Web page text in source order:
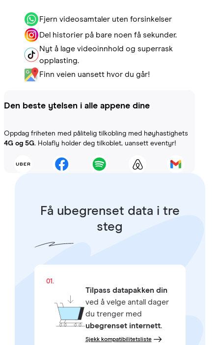
Fjern videosamtaler uten forsinkelser
Del historier på bare noen få sekunder.
Nyt å lage videoinnhold og superrask
opplasting.
Finn veien uansett hvor du går!
Den beste ytelsen i alle appene dine
Oppdag friheten med pålitelig tilkobling med høyhastighets
4G og 5G. Holafly holder deg tilkoblet, uansett eventyr!
Få ubegrenset data i tre
steg
01.
Tilpass datapakken din
ved å velge antall dager
du trenger med
ubegrenset internett.
Sjekk kompatibilitetsliste